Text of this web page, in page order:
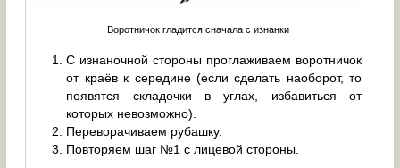
Воротничок гладится сначала с изнанки
С изнаночной стороны проглаживаем воротничок
от краёв к середине (если сделать наоборот, то
появятся складочки в углах, избавиться от
которых невозможно).
Переворачиваем рубашку.
Повторяем шаг №1 с лицевой стороны.